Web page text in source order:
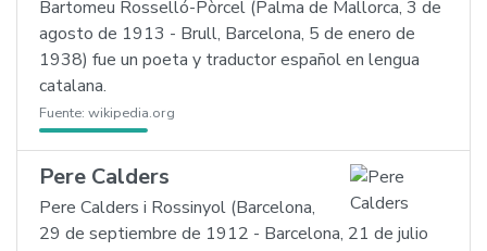
Bartomeu Rosselló-Pòrcel (Palma de Mallorca, 3 de
agosto de 1913 - Brull, Barcelona, 5 de enero de
1938) fue un poeta y traductor español en lengua
catalana.
Fuente: wikipedia.org
Pere Calders
Pere Calders i Rossinyol (Barcelona,
29 de septiembre de 1912 - Barcelona, 21 de julio